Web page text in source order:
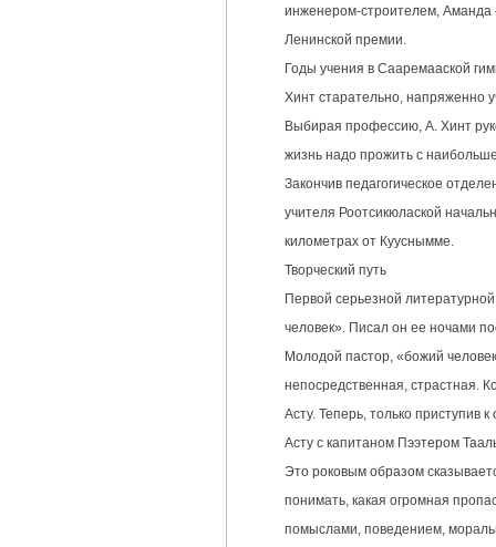
инженером-строителем, Аманда
Ленинской премии.
Годы учения в Сааремааской
Хинт старательно, напряженно
Выбирая профессию, А. Хинт
жизнь надо прожить с
Закончив педагогическое
учителя Роотсикюлаской
километрах от Кууснымме.
Творческий путь
Первой серьезной
человек». Писал он ее ночами
Молодой пастор, «божий
непосредственная, страстная.
Асту. Теперь, только приступив
Асту с капитаном Пээтером
Это роковым образом
понимать, какая огромная
помыслами, поведением,